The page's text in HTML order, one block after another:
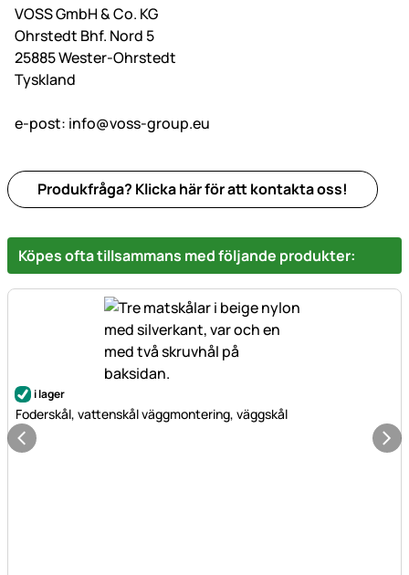
VOSS GmbH & Co. KG
Ohrstedt Bhf. Nord 5
25885 Wester-Ohrstedt
Tyskland
e-post: info@voss-group.eu
Produkfråga? Klicka här för att kontakta oss!
Köpes ofta tillsammans med följande produkter:
i lager
Foderskål, vattenskål väggmontering, väggskål